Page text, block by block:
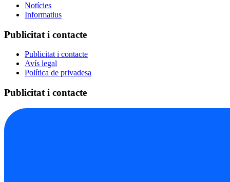
Notícies
Informatius
Publicitat i contacte
Publicitat i contacte
Avís legal
Política de privadesa
Publicitat i contacte